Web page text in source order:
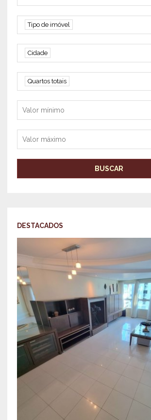
Tipo de imóvel
Tipo de imóvel
Cidade
Cidade
Quartos
Quartos totais
Valor mínimo
Valor máximo
BUSCAR
DESTACADOS